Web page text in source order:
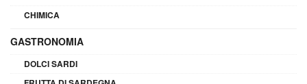
CHIMICA
GASTRONOMIA
DOLCI SARDI